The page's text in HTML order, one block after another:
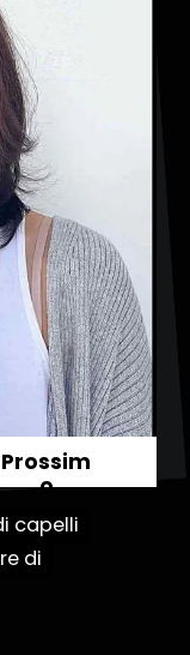
capelli
di
capelli
di
Prossim
o